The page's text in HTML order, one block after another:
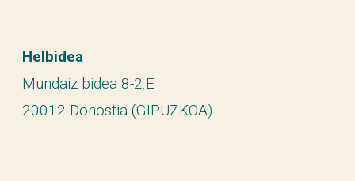
Helbidea
Mundaiz bidea 8-2.E
20012 Donostia (GIPUZKOA)